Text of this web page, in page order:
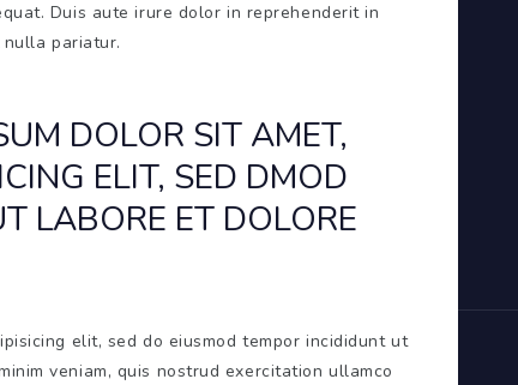
Duis aute irure dolor in reprehenderit in
pariatur.
DOLOR SIT AMET,
ELIT, SED DMOD
LABORE ET DOLORE
elit, sed do eiusmod tempor incididunt ut
veniam, quis nostrud exercitation ullamco